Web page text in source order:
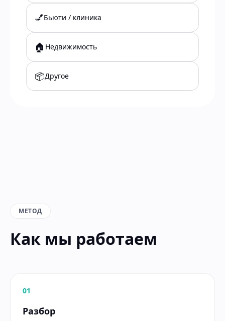
💅Бьюти / клиника
🏠 Недвижимость
📦Другое
МЕТОД
Как мы работаем
01
Разбор